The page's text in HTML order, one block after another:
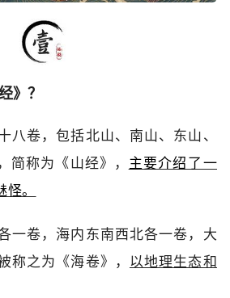
》？
八卷，包括北山、南山、东山、
简称为《山经》， 主要‬介绍‬了‬一
。
一卷，海内东南西北各一卷，大
称之为《海卷》， 以地理生态和